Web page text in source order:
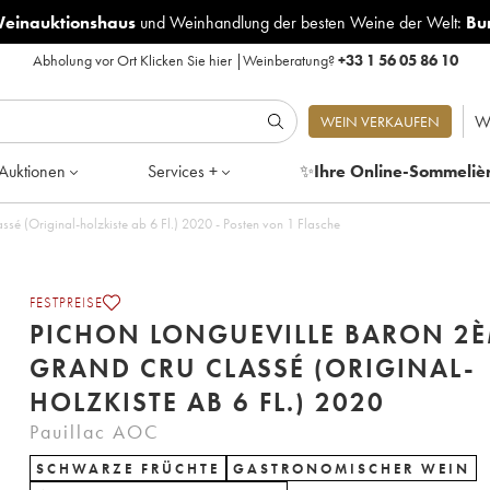
und Weinhandlung der besten Weine der Welt:
Abholung vor Ort Klicken Sie hier|Weinberatung?+33 1 56 05 86 10
WEIN VERKAUFEN
Services + ✨Ihre Online-
(Original-holzkiste ab 6 Fl.) 2020 - Posten von 1 Flasche
FESTPREISE
PICHON LONGUEVILLE BARON
GRAND CRU CLASSÉ (ORIGINAL-
HOLZKISTE AB 6 FL.) 2020
Pauillac AOC
SCHWARZE FRÜCHTE
GASTRONOMISCHER WEIN